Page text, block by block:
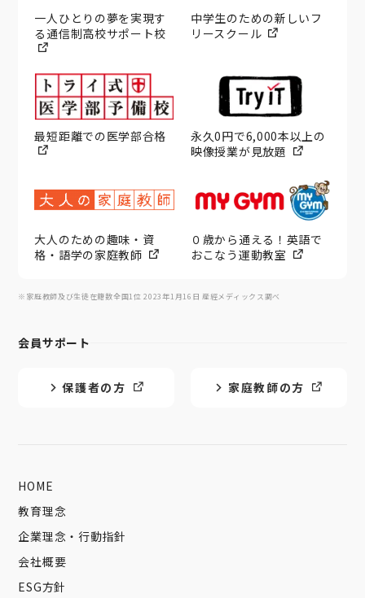
一人ひとりの夢を実現す
る通信制高校サポート校
中学生のための新しいフ
リースクール
最短距離での医学部合格
永久0円で6,000本以上の
映像授業が見放題
大人のための趣味・資
格・語学の家庭教師
０歳から通える！英語で
おこなう運動教室
※家庭教師及び生徒在籍数全国1位 2023年1月16日 産經メディックス調べ
会員サポート
保護者の方 家庭教師の方
HOME
教育理念
企業理念・行動指針
会社概要
ESG方針